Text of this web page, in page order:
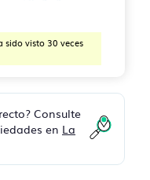
sido visto 30 veces
Consulte
en La